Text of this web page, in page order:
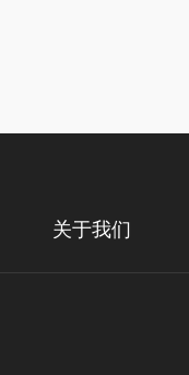
关于我们